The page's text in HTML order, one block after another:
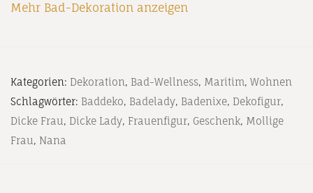
Mehr Bad-Dekoration anzeigen
Kategorien: Dekoration, Bad-Wellness, Maritim, Wohnen
Schlagwörter: Baddeko, Badelady, Badenixe, Dekofigur,
Dicke Frau, Dicke Lady, Frauenfigur, Geschenk, Mollige
Frau, Nana